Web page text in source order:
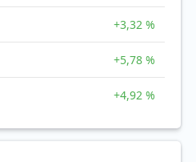
+3,32 %
+5,78 %
+4,92 %